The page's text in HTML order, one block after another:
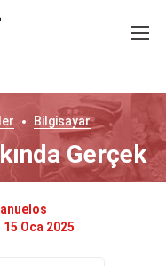
Bilgisayar
Gerçek
15 Oca 2025